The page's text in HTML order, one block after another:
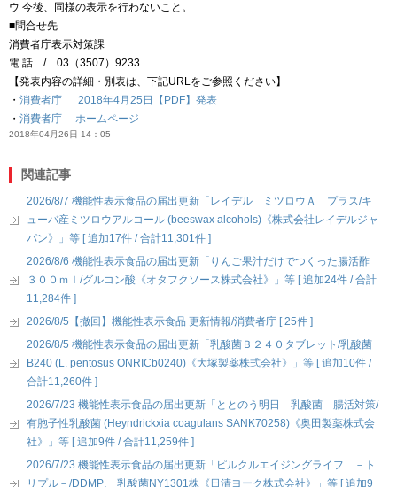
ウ 今後、同様の表示を行わないこと。
■問合せ先
消費者庁表示対策課
電 話 / 03（3507）9233
【発表内容の詳細・別表は、下記URLをご参照ください】
・ 消費者庁 2018年4月25日【PDF】発表
・ 消費者庁 ホームページ
2018年04月26日 14：05
関連記事
2026/8/7 機能性表示食品の届出更新「レイデル ミツロウＡ プラス/キ
ューバ産ミツロウアルコール (beeswax alcohols)《株式会社レイデルジャ
パン》」等 [ 追加17件 / 合計11,301件 ]
2026/8/6 機能性表示食品の届出更新「りんご果汁だけでつくった腸活酢
３００ｍｌ/グルコン酸《オタフクソース株式会社》」等 [ 追加24件 / 合計
11,284件 ]
2026/8/5【撤回】機能性表示食品 更新情報/消費者庁 [ 25件 ]
2026/8/5 機能性表示食品の届出更新「乳酸菌Ｂ２４０タブレット/乳酸菌
B240 (L. pentosus ONRICb0240)《大塚製薬株式会社》」等 [ 追加10件 /
合計11,260件 ]
2026/7/23 機能性表示食品の届出更新「ととのう明日 乳酸菌 腸活対策/
有胞子性乳酸菌 (Heyndrickxia coagulans SANK70258)《奥田製薬株式会
社》」等 [ 追加9件 / 合計11,259件 ]
2026/7/23 機能性表示食品の届出更新「ピルクルエイジングライフ －ト
リプル－/DDMP、 乳酸菌NY1301株《日清ヨーク株式会社》」等 [ 追加9